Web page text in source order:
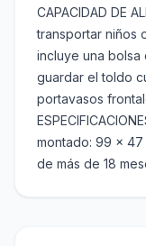
CAPACIDAD DE
transportar niños
incluye una bolsa
guardar el toldo
portavasos
montado: 99 x 47
de más de 18